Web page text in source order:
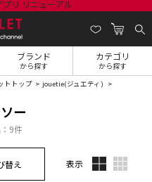
ブランド
から探す
カテゴリ
から探す
トトップ jouetie(ジュエティ)
ー
9件
替え 表示